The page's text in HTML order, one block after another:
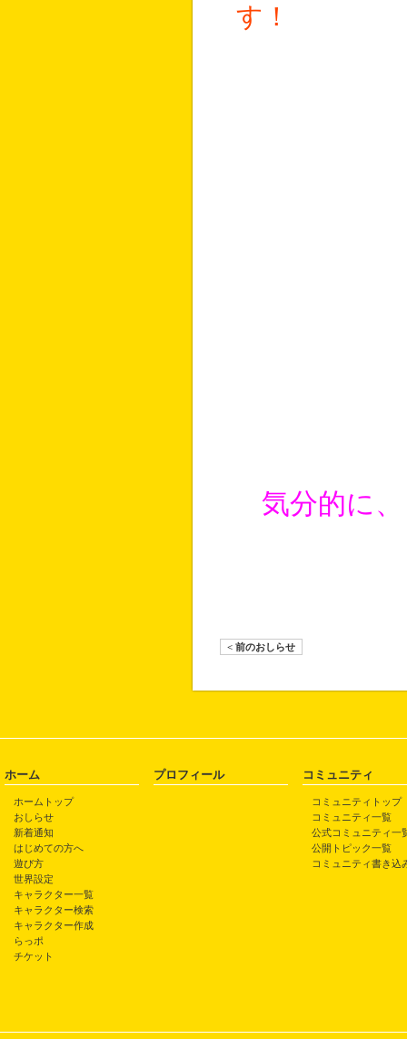
す！
気分的に
< 前のおしらせ
ホーム
ホームトップ
おしらせ
新着通知
はじめての方へ
遊び方
世界設定
キャラクター一覧
キャラクター検索
キャラクター作成
らっポ
チケット
プロフィール コミュニティ
コミュニティトップ
コミュニティ一覧
公式コミュニティ一
公開トピック一覧
コミュニティ書き込